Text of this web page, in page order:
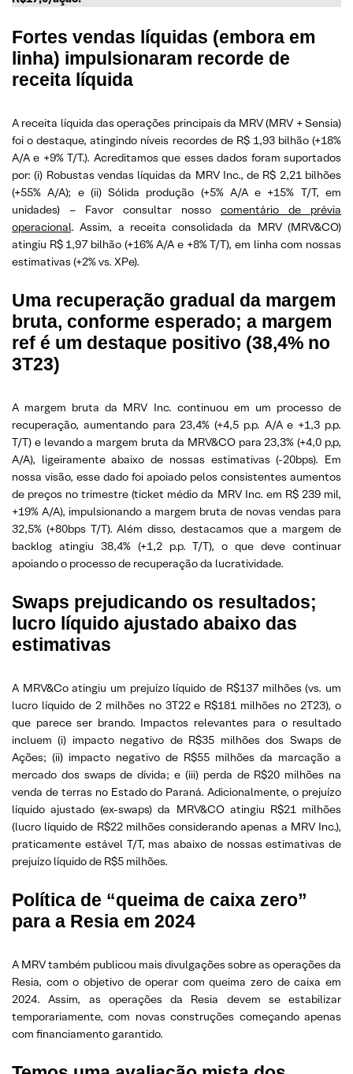
Fortes vendas líquidas (embora em
linha) impulsionaram recorde de
receita líquida
A receita líquida das operações principais da MRV (MRV + Sensia)
foi o destaque, atingindo níveis recordes de R$ 1,93 bilhão (+18%
A/A e +9% T/T.). Acreditamos que esses dados foram suportados
por: (i) Robustas vendas líquidas da MRV Inc., de R$ 2,21 bilhões
(+55% A/A); e (ii) Sólida produção (+5% A/A e +15% T/T, em
unidades) – Favor consultar nosso comentário de prévia
operacional. Assim, a receita consolidada da MRV (MRV&CO)
atingiu R$ 1,97 bilhão (+16% A/A e +8% T/T), em linha com nossas
estimativas (+2% vs. XPe).
Uma recuperação gradual da margem
bruta, conforme esperado; a margem
ref é um destaque positivo (38,4% no
3T23)
A margem bruta da MRV Inc. continuou em um processo de
recuperação, aumentando para 23,4% (+4,5 p.p. A/A e +1,3 p.p.
T/T) e levando a margem bruta da MRV&CO para 23,3% (+4,0 p,p,
A/A), ligeiramente abaixo de nossas estimativas (-20bps). Em
nossa visão, esse dado foi apoiado pelos consistentes aumentos
de preços no trimestre (ticket médio da MRV Inc. em R$ 239 mil,
+19% A/A), impulsionando a margem bruta de novas vendas para
32,5% (+80bps T/T). Além disso, destacamos que a margem de
backlog atingiu 38,4% (+1,2 p.p. T/T), o que deve continuar
apoiando o processo de recuperação da lucratividade.
Swaps prejudicando os resultados;
lucro líquido ajustado abaixo das
estimativas
A MRV&Co atingiu um prejuízo líquido de R$137 milhões (vs. um
lucro líquido de 2 milhões no 3T22 e R$181 milhões no 2T23), o
que parece ser brando. Impactos relevantes para o resultado
incluem (i) impacto negativo de R$35 milhões dos Swaps de
Ações; (ii) impacto negativo de R$55 milhões da marcação a
mercado dos swaps de dívida; e (iii) perda de R$20 milhões na
venda de terras no Estado do Paraná. Adicionalmente, o prejuízo
líquido ajustado (ex-swaps) da MRV&CO atingiu R$21 milhões
(lucro líquido de R$22 milhões considerando apenas a MRV Inc.),
praticamente estável T/T, mas abaixo de nossas estimativas de
prejuízo líquido de R$5 milhões.
Política de “queima de caixa zero”
para a Resia em 2024
A MRV também publicou mais divulgações sobre as operações da
Resia, com o objetivo de operar com queima zero de caixa em
2024. Assim, as operações da Resia devem se estabilizar
temporariamente, com novas construções começando apenas
com financiamento garantido.